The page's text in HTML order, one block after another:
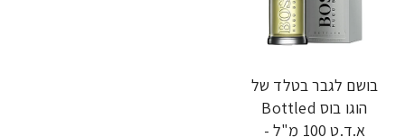
בושם לגבר בטלד של
הוגו בוס Bottled
א.ד.ט 100 מ"ל -